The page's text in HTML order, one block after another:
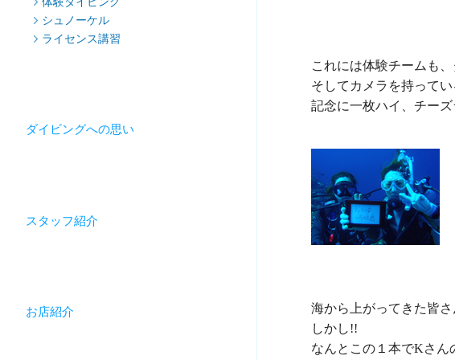
シュノーケル
ライセンス講習
ダイビングへの思い
スタッフ紹介
お店紹介
これには体験チームも
そしてカメラを持って
記念に一枚ハイ、チー
海から上がってきた皆
しかし!!
なんとこの１本でKさん